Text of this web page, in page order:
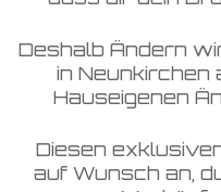
Deshalb Ändern
in Neunkirchen
Hauseigenen
Diesen
auf Wunsch an,